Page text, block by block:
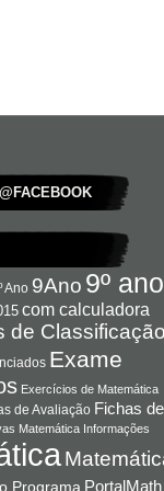
Ano 9Ano 9º ano
com calculadora
de
Exame
Exercícios de Matemática
de Avaliação Fichas de
Matemática Informações
Programa PortalMath